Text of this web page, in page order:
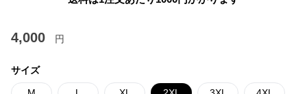
4,000 円
サイズ